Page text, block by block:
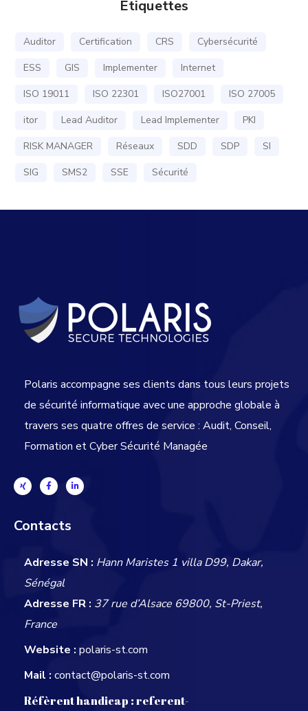
Étiquettes
Auditor Certification CRS
Cybersécurité
ESS
GIS Implementer
Internet
ISO 19011
ISO 22301 ISO27001
ISO 27005
itor
Lead Auditor Lead Implementer
PKI
RISK MANAGER
Réseaux SDD SDP
SI
SIG
SMS2 SSE Sécurité
Polaris accompagne ses clients dans tous leurs projets
de sécurité informatique avec une approche globale à
travers ses quatre offres de service : Audit, Conseil,
Formation et Cyber Sécurité Managée
Contacts
Adresse SN : Hann Maristes 1 villa D99, Dakar,
Sénégal
Adresse FR : 37 rue d’Alsace 69800, St-Priest,
France
Website : polaris-st.com
Mail : contact@polaris-st.com
Réfèrent handicap :referent-